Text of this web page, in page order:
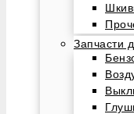
Запчасти